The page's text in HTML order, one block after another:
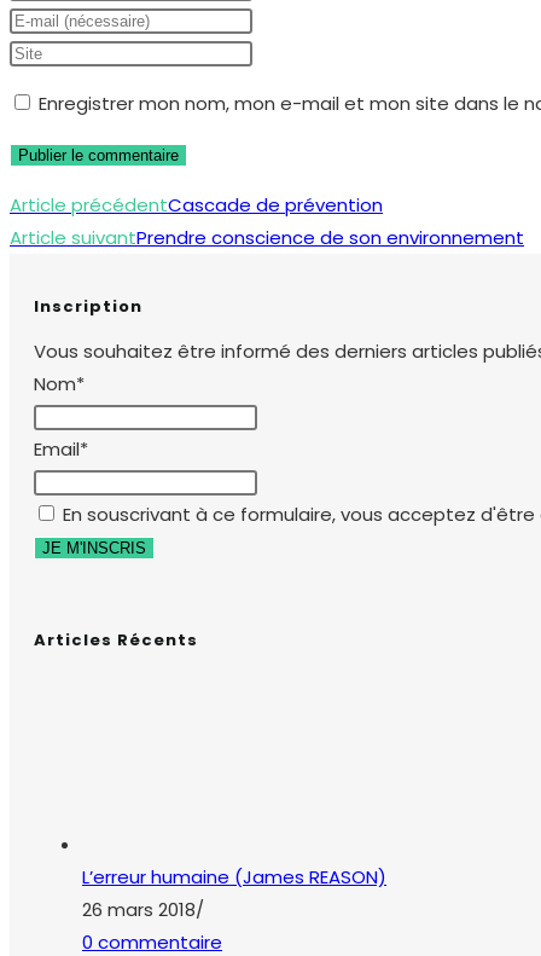
your
name
username
to
Enter
your
address
to
Saisir
de
votre
(facultatif)
Enregistrer mon nom, mon e-mail et mon site dans le
Read
more
Article précédentCascade de prévention
Article suivantPrendre conscience de son environnement
Inscription
Vous souhaitez être informé des derniers articles
Nom*
Email*
En souscrivant à ce formulaire, vous acceptez
Articles Récents
L’erreur humaine (James REASON)
26 mars 2018/
0 commentaire